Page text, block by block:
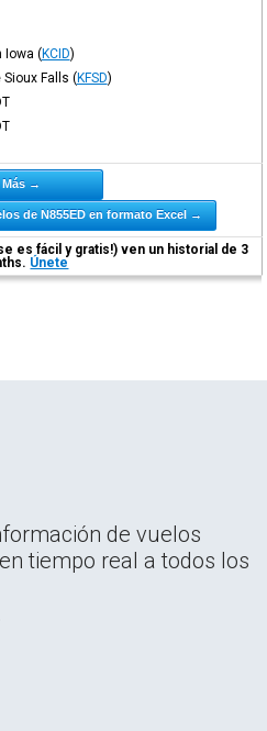
Iowa (KCID)
Falls (KFSD)
Más →
de N855ED en formato Excel →
es fácil y gratis!) ven un historial de 3
Únete
de vuelos
tiempo real a todos los